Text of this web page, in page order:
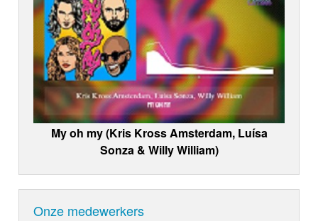
My oh my (Kris Kross Amsterdam, Luísa
Sonza & Willy William)
Onze medewerkers